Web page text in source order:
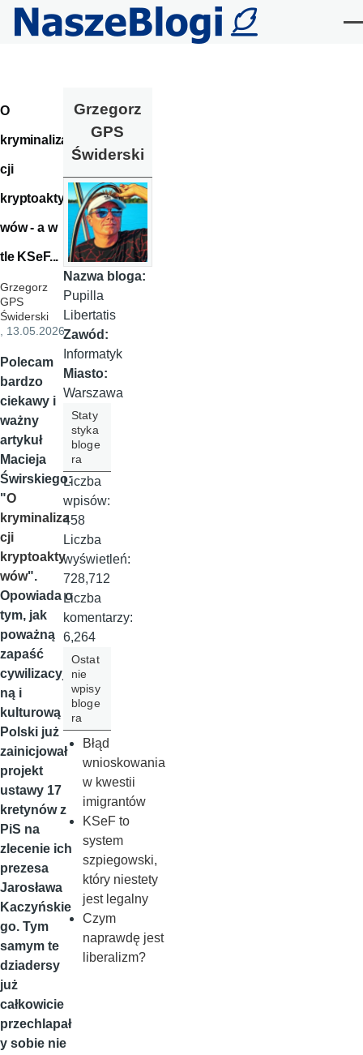
Przejdź do treści
O
kryminaliza
cji
kryptoakty
wów - a w
tle KSeF...
Grzegorz
GPS
Świderski
, 13.05.2026
Polecam
bardzo
ciekawy i
ważny
artykuł
Macieja
Świrskiego:
"O
kryminaliza
cji
kryptoakty
wów".
Opowiada o
tym, jak
poważną
zapaść
cywilizacyj
ną i
kulturową
Polski już
zainicjował
projekt
ustawy 17
kretynów z
PiS na
zlecenie ich
prezesa
Jarosława
Kaczyńskie
go. Tym
samym te
dziadersy
już
całkowicie
przechlapał
y sobie nie
Grzegorz
GPS
Świderski
Nazwa bloga:
Pupilla
Libertatis
Zawód:
Informatyk
Miasto:
Warszawa
Staty
styka
bloge
ra
Liczba
wpisów:
458
Liczba
wyświetleń:
728,712
Liczba
komentarzy:
6,264
Ostat
nie
wpisy
bloge
ra
Błąd
wnioskowania
w kwestii
imigrantów
KSeF to
system
szpiegowski,
który niestety
jest legalny
Czym
naprawdę jest
liberalizm?